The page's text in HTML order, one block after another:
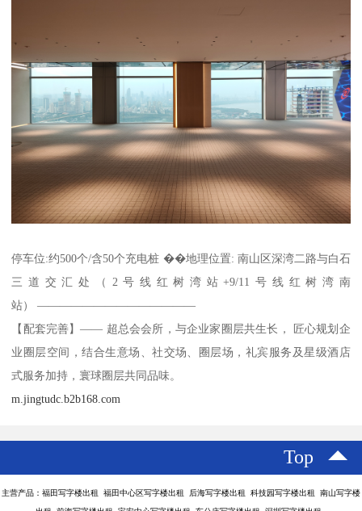
停车位:约500个/含50个充电桩 ��地理位置: 南山区深湾二路与白石
三道交汇处（2号线红树湾站+9/11号线红树湾南
站） ——————————————
【配套完善】—— 超总会会所，与企业家圈层共生长， 匠心规划企
业圈层空间，结合生意场、社交场、圈层场，礼宾服务及星级酒店
式服务加持，寰球圈层共同品味。
m.jingtudc.b2b168.com
Top
主营产品：福田写字楼出租 福田中心区写字楼出租 后海写字楼出租 科技园写字楼出租 南山写字楼